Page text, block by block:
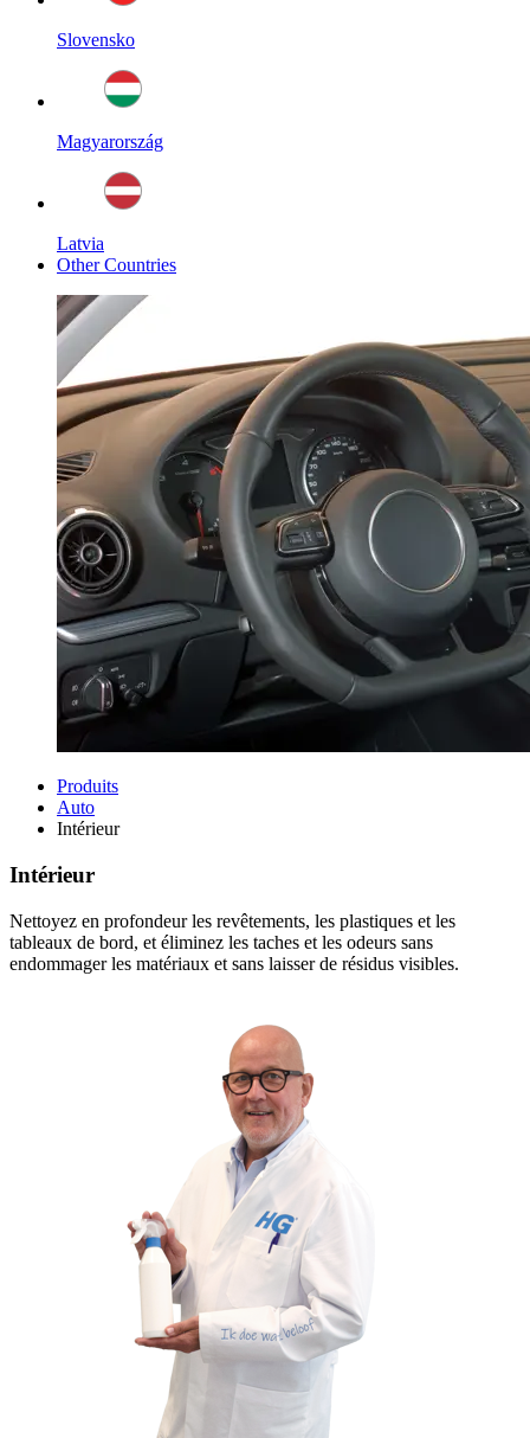
Slovensko
Magyarország
Latvia
Other Countries
Produits
Auto
Intérieur
Intérieur
Nettoyez en profondeur les revêtements, les plastiques et les
tableaux de bord, et éliminez les taches et les odeurs sans
endommager les matériaux et sans laisser de résidus visibles.